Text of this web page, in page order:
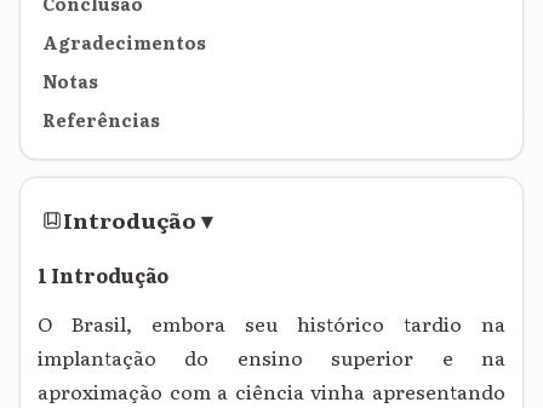
Agradecimentos
Notas
Referências
Introdução▾
1 Introdução
O Brasil, embora seu histórico tardio na
implantação do ensino superior e na
aproximação com a ciência vinha apresentando